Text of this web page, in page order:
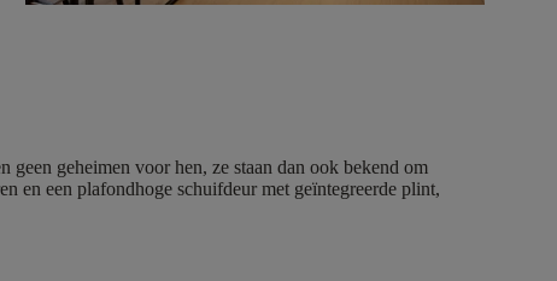
geen geheimen voor hen, ze staan dan ook bekend om
en een plafondhoge schuifdeur met geïntegreerde plint,